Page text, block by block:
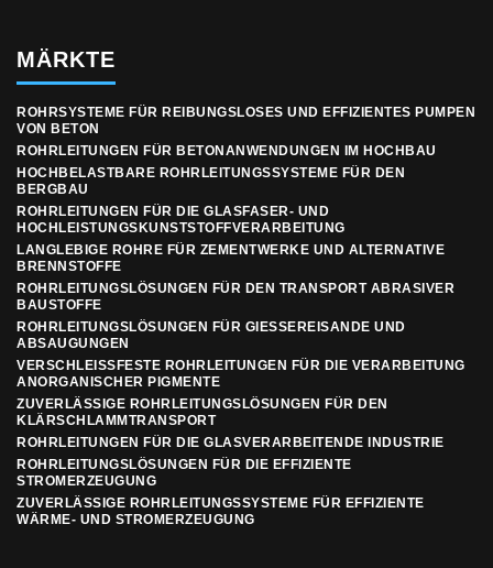
MÄRKTE
ROHRSYSTEME FÜR REIBUNGSLOSES UND EFFIZIENTES PUMPEN
VON BETON
ROHRLEITUNGEN FÜR BETONANWENDUNGEN IM HOCHBAU
HOCHBELASTBARE ROHRLEITUNGSSYSTEME FÜR DEN
BERGBAU
ROHRLEITUNGEN FÜR DIE GLASFASER- UND
HOCHLEISTUNGSKUNSTSTOFFVERARBEITUNG
LANGLEBIGE ROHRE FÜR ZEMENTWERKE UND ALTERNATIVE
BRENNSTOFFE
ROHRLEITUNGSLÖSUNGEN FÜR DEN TRANSPORT ABRASIVER
BAUSTOFFE
ROHRLEITUNGSLÖSUNGEN FÜR GIESSEREISANDE UND A
BSAUGUNGEN
VERSCHLEISSFESTE ROHRLEITUNGEN FÜR DIE VERARBEITUNG A
NORGANISCHER PIGMENTE
ZUVERLÄSSIGE ROHRLEITUNGSLÖSUNGEN FÜR DEN
KLÄRSCHLAMMTRANSPORT
ROHRLEITUNGEN FÜR DIE GLASVERARBEITENDE INDUSTRIE
ROHRLEITUNGSLÖSUNGEN FÜR DIE EFFIZIENTE
STROMERZEUGUNG
ZUVERLÄSSIGE ROHRLEITUNGSSYSTEME FÜR EFFIZIENTE
WÄRME- UND STROMERZEUGUNG